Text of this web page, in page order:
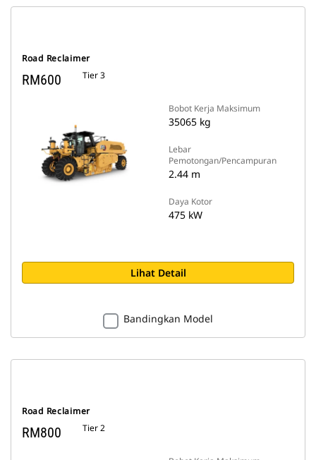
Road Reclaimer
RM600 Tier 3
Bobot Kerja Maksimum
35065 kg
Lebar
Pemotongan/Pencampuran
2.44 m
Daya Kotor
475 kW
Lihat Detail
Bandingkan Model
Road Reclaimer
RM800 Tier 2